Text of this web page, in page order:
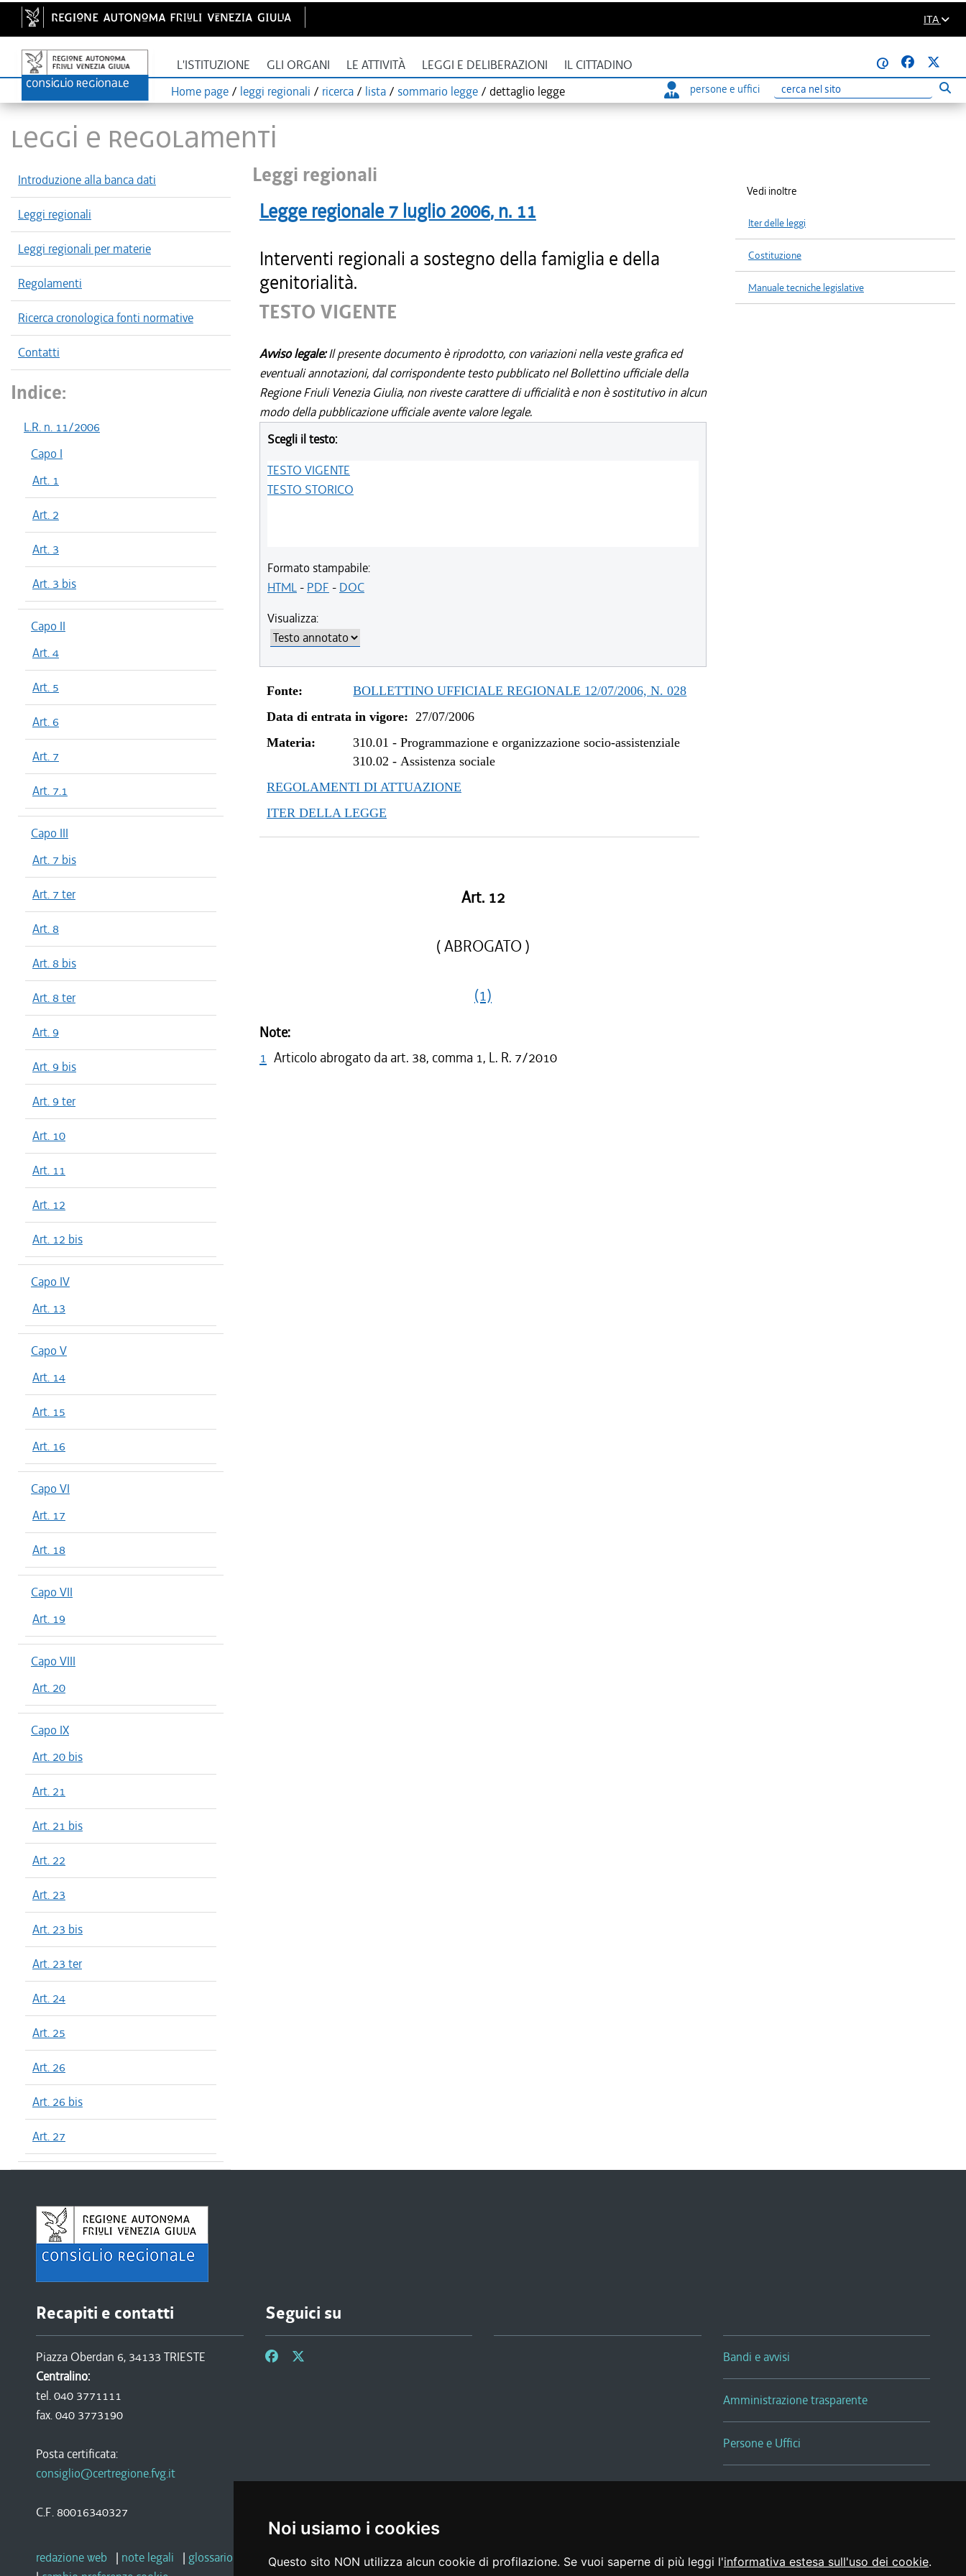
Noi usiamo i cookies
Questo sito NON utilizza alcun cookie di profilazione. Se vuoi saperne di più leggi l'informativa estesa sull'uso dei cookie.
ITA
L'ISTITUZIONE GLI ORGANI LE ATTIVITÀ LEGGI E DELIBERAZIONI IL CITTADINO
@
Home page / leggi regionali / ricerca / lista / sommario legge / dettaglio legge persone e uffici
Ricerca
LEGGI E REGOLAMENTI
Introduzione alla banca dati
Leggi regionali
Leggi regionali per materie
Regolamenti
Ricerca cronologica fonti normative
Contatti
Indice:
L.R. n. 11/2006
Capo I
Art. 1
Art. 2
Art. 3
Art. 3 bis
Capo II
Art. 4
Art. 5
Art. 6
Art. 7
Art. 7.1
Capo III
Art. 7 bis
Art. 7 ter
Art. 8
Art. 8 bis
Art. 8 ter
Art. 9
Art. 9 bis
Art. 9 ter
Art. 10
Art. 11
Art. 12
Art. 12 bis
Capo IV
Art. 13
Capo V
Art. 14
Art. 15
Art. 16
Capo VI
Art. 17
Art. 18
Capo VII
Art. 19
Capo VIII
Art. 20
Capo IX
Art. 20 bis
Art. 21
Art. 21 bis
Art. 22
Art. 23
Art. 23 bis
Art. 23 ter
Art. 24
Art. 25
Art. 26
Art. 26 bis
Art. 27
Leggi regionali
Legge regionale 7 luglio 2006, n. 11
Interventi regionali a sostegno della famiglia e della
genitorialità.
TESTO VIGENTE
Avviso legale:Il presente documento è riprodotto, con variazioni nella veste grafica ed
eventuali annotazioni, dal corrispondente testo pubblicato nel Bollettino ufficiale della
Regione Friuli Venezia Giulia, non riveste carattere di ufficialità e non è sostitutivo in alcun
modo della pubblicazione ufficiale avente valore legale.
Scegli il testo:
TESTO VIGENTE
TESTO STORICO
Formato stampabile:
HTML- PDF - DOC
Visualizza:
Fonte:
BOLLETTINO UFFICIALE REGIONALE 12/07/2006, N. 028
Data di entrata in vigore: 27/07/2006
Materia:
310.01 -Programmazione e organizzazione socio-assistenziale
310.02 -Assistenza sociale
REGOLAMENTI DI ATTUAZIONE
ITER DELLA LEGGE
Art. 12
( ABROGATO )
(1)
Note:
1 Articolo abrogato da art. 38, comma 1, L. R. 7/2010
Vedi inoltre
Iter delle leggi
Costituzione
Manuale tecniche legislative
Recapiti e contatti
Piazza Oberdan 6, 34133 TRIESTE
Centralino:
tel. 040 3771111
fax. 040 3773190
Posta certificata:
consiglio@certregione.fvg.it
C.F. 80016340327
Seguici su
Bandi e avvisi
Amministrazione trasparente
Persone e Uffici
Sala Tiziano Tessitori
redazione web | note legali | glossario privacy |social media policy | dichiarazione di accessibilità | feedback
Realizzato da